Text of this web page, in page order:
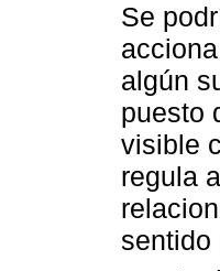
Se
algún
puesto
visible
regula
sentido